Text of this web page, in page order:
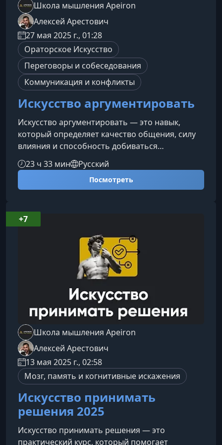
Школа мышления Apeiron
Алексей Арестович
27 мая 2025 г., 01:28
Ораторское Искусство
Переговоры и собеседования
Коммуникация и конфликты
Искусство аргументировать
Искусство аргументировать — это навык,
который определяет качество общения, силу
влияния и способность добиваться
желаемого. Этот курс раскрывает, как работать
с аргументами осознанно, убедительно и
стратегически.Почему аргументация —
общества: именно через общение мы
договариваемся, решаем конфликты,
выполняем совместные задачи. Поэтому
эффективность нашей коммуникации напря
23 ч 33 мин Русский
Посмотреть
Школа мышления Apeiron
Алексей Арестович
13 мая 2025 г., 02:58
Мозг, память и когнитивные искажения
Искусство принимать
решения 2025
Искусство принимать решения — это
практический курс, который помогает
+7